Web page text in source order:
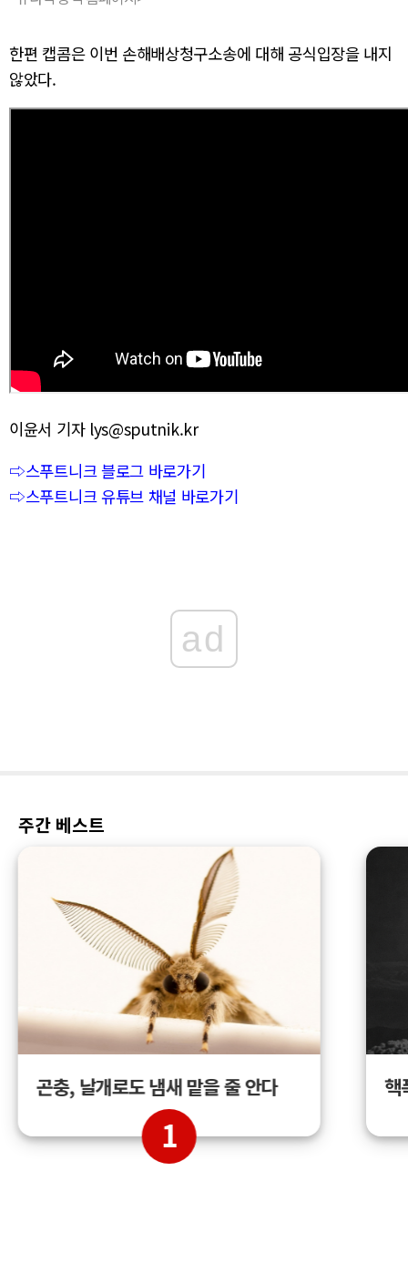
한편 캡콤은 이번 손해배상청구소송에 대해 공식입장을 내지
않았다.
이윤서 기자 lys@sputnik.kr
⇨스푸트니크 블로그 바로가기
⇨스푸트니크 유튜브 채널 바로가기
ad
주간 베스트
곤충, 날개로도 냄새 맡을 줄 안다
1
핵